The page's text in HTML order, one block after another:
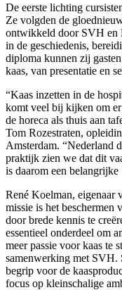
De eerste lichting
Ze volgden de
ontwikkeld door SVH en
in de geschiedenis,
diploma kunnen zij
kaas, van presentatie en
“Kaas inzetten in de
komt veel bij kijken om
de horeca als thuis aan
Tom Rozestraten,
Amsterdam. “Nederland
praktijk zien we dat dit
is daarom een belangrijke
René Koelman, eigenaar
missie is het beschermen
door brede kennis te
essentieel onderdeel om
meer passie voor kaas te
samenwerking met SVH.
begrip voor de
focus op kleinschalige